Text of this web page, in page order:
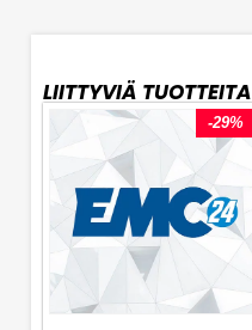
LIITTYVIÄ TUOTTEITA
-29%